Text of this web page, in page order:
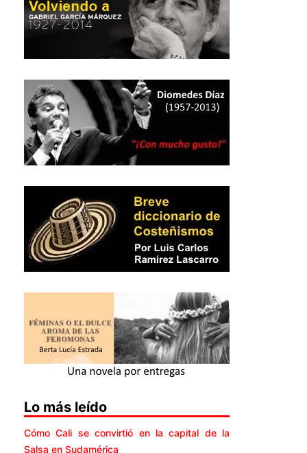
Lo más leído
Cómo Cali se convirtió en la capital de la
Salsa en Sudamérica